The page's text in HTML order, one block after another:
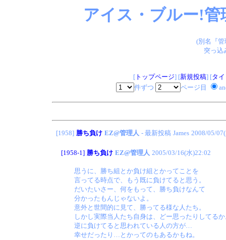
アイス・ブルー!
(別名『
突っ込
[トップページ] [新規投稿] [タ
件ずつ
ページ目
[1958] 勝ち負け EZ@管理人 - 最新投稿 James 2008/05/
[1958-1] 勝ち負け EZ@管理人 2005/03/16(水)22:02
思うに、勝ち組とか負け組とかってことを
言ってる時点で、もう既に負けてると思う。
だいたいさー、何をもって、勝ち負けなんて
分かったもんじゃないよ。
意外と世間的に見て、勝ってる様な人たち。
しかし実際当人たち自身は、どー思ったりしてるか
逆に負けてると思われている人の方が…
幸せだったり…とかってのもあるかもね。